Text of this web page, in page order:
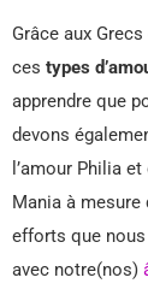
Grâce aux
ces types
apprendre que
devons
l’amour Philia
Mania à mesure
efforts que
avec notre(nos)